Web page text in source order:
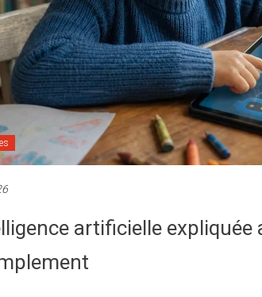
artificielle